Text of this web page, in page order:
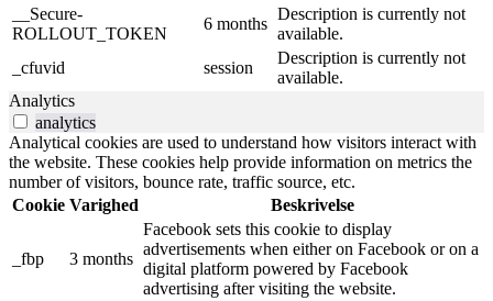
__Secure-
ROLLOUT_TOKEN
6 months
Description is currently not
available.
_cfuvid
session
Description is currently not
available.
Analytics
analytics
Analytical cookies are used to understand how visitors interact with
the website. These cookies help provide information on metrics the
number of visitors, bounce rate, traffic source, etc.
Cookie Varighed Beskrivelse
_fbp 3 months
Facebook sets this cookie to display
advertisements when either on Facebook or on a
digital platform powered by Facebook
advertising after visiting the website.